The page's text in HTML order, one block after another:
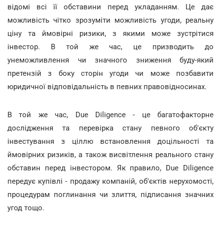
відомі всі її обставини перед укладанням. Це дає
можливість чітко зрозуміти можливість угоди, реальну
ціну та ймовірні ризики, з якими може зустрітися
інвестор. В той же час, це призводить до
унеможливлення чи значного зниження буду-який
претензій з боку сторін угоди чи може позбавити
юридичної відповідальність в певних правовідносинах.
В той же час, Due Diligence - це багатофакторне
дослідження та перевірка стану певного об'єкту
інвестування з ціллю встановлення доцільності та
ймовірних ризиків, а також висвітлення реального стану
обставин перед інвестором. Як правило, Due Diligence
передує купівлі - продажу компаній, об'єктів нерухомості,
процедурам поглинання чи злиття, підписання значних
угод тощо.